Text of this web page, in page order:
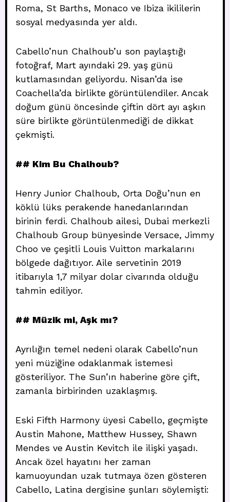
Roma, St Barths, Monaco ve Ibiza ikililerin
sosyal medyasında yer aldı.
Cabello’nun Chalhoub’u son paylaştığı
fotoğraf, Mart ayındaki 29. yaş günü
kutlamasından geliyordu. Nisan’da ise
Coachella’da birlikte görüntülendiler. Ancak
doğum günü öncesinde çiftin dört ayı aşkın
süre birlikte görüntülenmediği de dikkat
çekmişti.
## Kim Bu Chalhoub?
Henry Junior Chalhoub, Orta Doğu’nun en
köklü lüks perakende hanedanlarından
birinin ferdi. Chalhoub ailesi, Dubai merkezli
Chalhoub Group bünyesinde Versace, Jimmy
Choo ve çeşitli Louis Vuitton markalarını
bölgede dağıtıyor. Aile servetinin 2019
itibarıyla 1,7 milyar dolar civarında olduğu
tahmin ediliyor.
## Müzik mi, Aşk mı?
Ayrılığın temel nedeni olarak Cabello’nun
yeni müziğine odaklanmak istemesi
gösteriliyor. The Sun’ın haberine göre çift,
zamanla birbirinden uzaklaşmış.
Eski Fifth Harmony üyesi Cabello, geçmişte
Austin Mahone, Matthew Hussey, Shawn
Mendes ve Austin Kevitch ile ilişki yaşadı.
Ancak özel hayatını her zaman
kamuoyundan uzak tutmaya özen gösteren
Cabello, Latina dergisine şunları söylemişti: